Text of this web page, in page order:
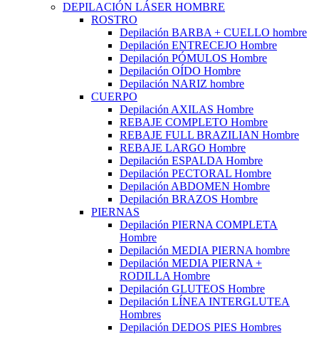
DEPILACIÓN LÁSER HOMBRE
ROSTRO
Depilación BARBA + CUELLO hombre
Depilación ENTRECEJO Hombre
Depilación PÓMULOS Hombre
Depilación OÍDO Hombre
Depilación NARIZ hombre
CUERPO
Depilación AXILAS Hombre
REBAJE COMPLETO Hombre
REBAJE FULL BRAZILIAN Hombre
REBAJE LARGO Hombre
Depilación ESPALDA Hombre
Depilación PECTORAL Hombre
Depilación ABDOMEN Hombre
Depilación BRAZOS Hombre
PIERNAS
Depilación PIERNA COMPLETA
Hombre
Depilación MEDIA PIERNA hombre
Depilación MEDIA PIERNA +
RODILLA Hombre
Depilación GLUTEOS Hombre
Depilación LÍNEA INTERGLUTEA
Hombres
Depilación DEDOS PIES Hombres